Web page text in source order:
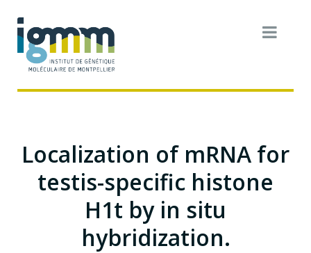
Localization of mRNA for
testis-specific histone
H1t by in situ
hybridization.